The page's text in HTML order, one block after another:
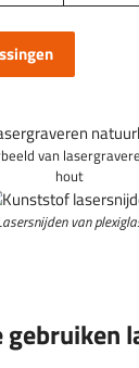
van
hout
van
gebruiken